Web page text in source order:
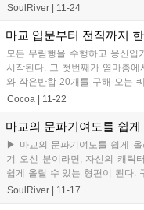
SoulRiver
11-24
마교 입문부터 전직까지
모든 무림행을 수행하고 응신입
시작된다. 그 첫번째가 염마총
와 작은반합 20개를 구해 오는
렷하게 표시되어 있는 대동입구 근
Cocoa 11-22
마교의 문파기여도를 쉽게
▶ 마교의 문파기여도를 쉽게
겨 오신 분이라면, 자신의 캐릭
쉽게 올릴 수 있는 형편이 된다.
용되는 무기 등을 기부할때, 많은 ...
SoulRiver 11-17